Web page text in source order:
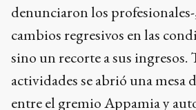
denunciaron los
cambios regresivos en las
sino un recorte a sus ingresos.
actividades se abrió una mesa
entre el gremio Appamia y